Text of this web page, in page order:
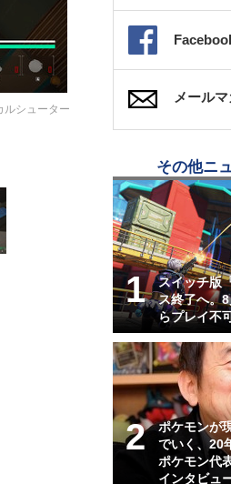
ルシューター
メール
その他ニ
スイッチ版
ス終了へ。
らプレイ不
ポケモンが
でいく、20
ポケモン代
インタビュ